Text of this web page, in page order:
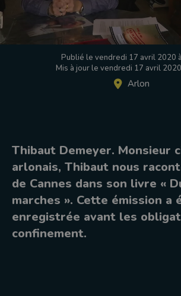
Publié le vendredi 17 avril 2020
Mis à jour le vendredi 17 avril
Arlon
Thibaut Demeyer. Monsieur
arlonais, Thibaut nous
de Cannes dans son livre «
marches ». Cette émission a
enregistrée avant les
confinement.